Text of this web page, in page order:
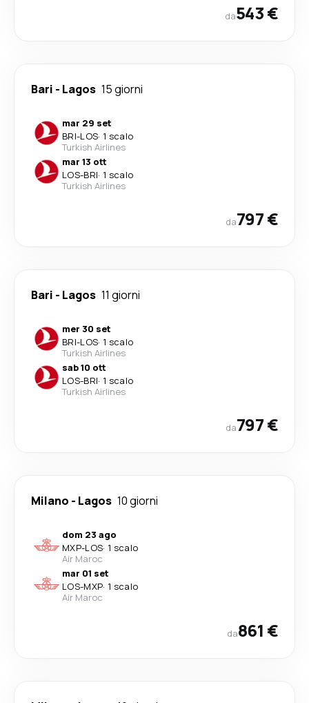
da543 €
Bari - Lagos 15 giorni
mar 29 set
BRI-LOS· 1 scalo
Turkish Airlines
mar 13 ott
LOS-BRI· 1 scalo
Turkish Airlines
da797 €
Bari - Lagos 11 giorni
mer 30 set
BRI-LOS· 1 scalo
Turkish Airlines
sab 10 ott
LOS-BRI· 1 scalo
Turkish Airlines
da797 €
Milano - Lagos 10 giorni
dom 23 ago
MXP-LOS· 1 scalo
Air Maroc
mar 01 set
LOS-MXP· 1 scalo
Air Maroc
da861 €